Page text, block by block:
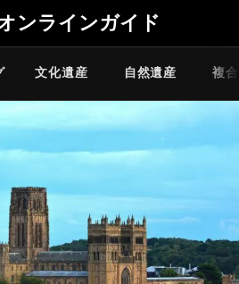
ンラインガイド
文化遺産 自然遺産 複